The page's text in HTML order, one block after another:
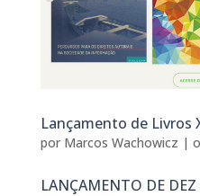
Lançamento de Livros
por Marcos Wachowicz |
LANÇAMENTO DE